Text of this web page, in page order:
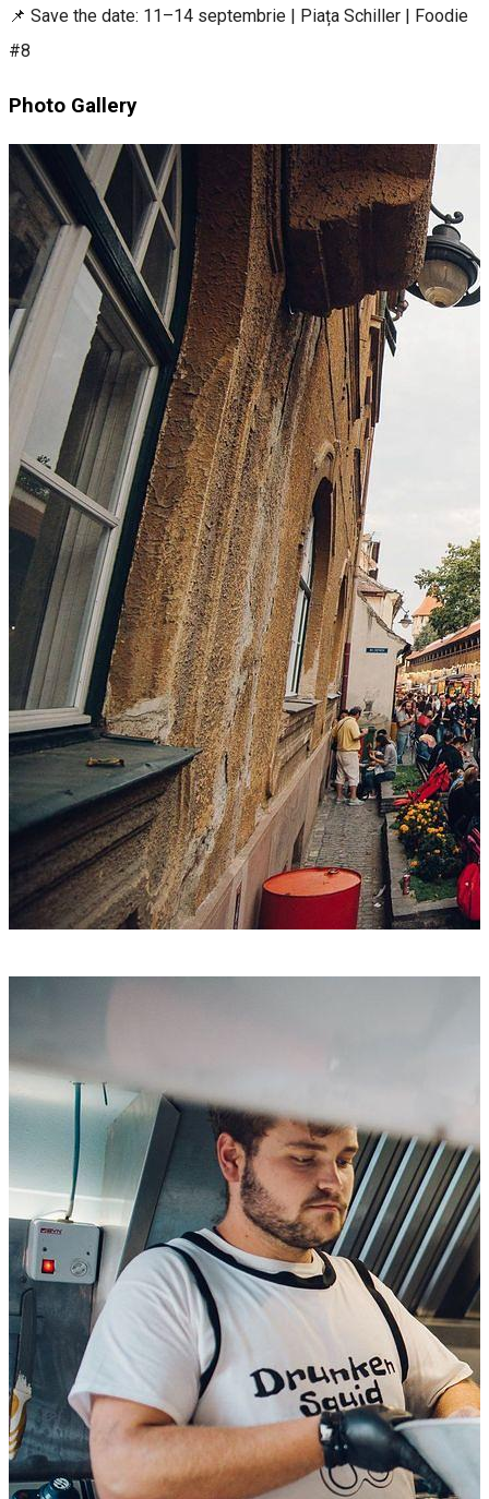
📌 Save the date: 11–14 septembrie | Piața Schiller | Foodie
#8
Photo Gallery